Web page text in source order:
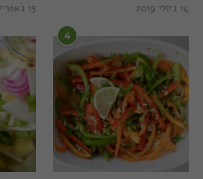
13 באפריל 2019 14 ביולי 2019
4